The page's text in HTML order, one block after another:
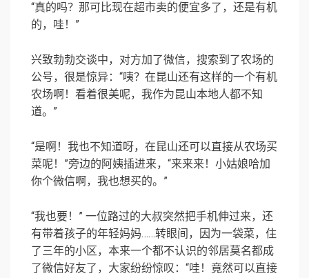
“真的吗？那可比现在超市卖的便宜多了，还是有机
的，哇！”
兴致勃勃交谈中，对方加了微信，搜索到了农场的
公号，很是惊异：“咦？在昆山还有这样的一个有机
农场啊！看着很美呢，我作为昆山本地人都不知
道。”
“是啊！我也不知道呀，在昆山还可以直接从农场买
菜呢！”旁边的阿姨插进来，“来来来！小姑娘哈加
你个微信啊，我也想买的。”
“我也要！” 一位路过的大叔突然把手机伸过来，还
有带着孩子的年轻妈妈……转眼间，因为一袋菜，住
了三年的小区，本来一个都不认识的邻居莫名都成
了微信好友了，大家纷纷惊叹：“哇！竟然可以直接